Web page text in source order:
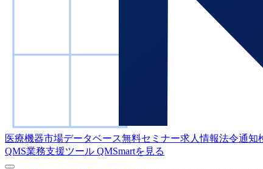
医療機器市場データベース無料セミナー求人情報法令通知
QMS業務支援ツール QMSmartを見る